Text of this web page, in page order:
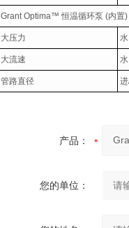
Grant Optima™恒温循环泵 (内置)
大压力 水
大流速 水
管路直径 进
产品：
您的单位：